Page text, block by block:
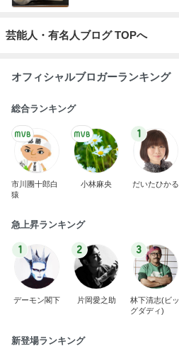
芸能人・有名人ブログ TOPへ
オフィシャルブロガーランキング
総合ランキング
市川團十郎白
猿
小林麻央
1
だいたひかる
急上昇ランキング
1
デーモン閣下
2
片岡愛之助
3
林下清志(ビッ
グダディ)
新登場ランキング